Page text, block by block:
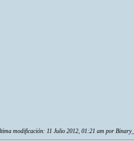
modificación: 11 Julio 2012, 01:21 am por